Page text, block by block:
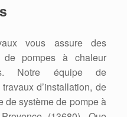
vous assure des
de pompes à chaleur
Notre équipe de
d’installation, de
de système de pompe à